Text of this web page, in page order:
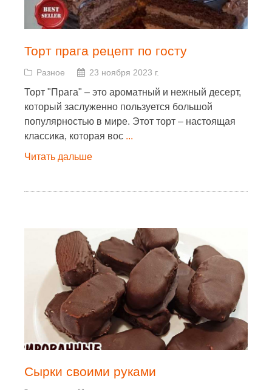
Торт прага рецепт по госту
Разное 23 ноября 2023 г.
Торт "Прага" – это ароматный и нежный десерт,
который заслуженно пользуется большой
популярностью в мире. Этот торт – настоящая
классика, которая вос ...
Читать дальше
Сырки своими руками